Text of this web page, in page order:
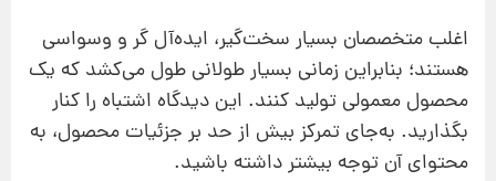
اغلب متخصصان بسیار سخت‌گیر، ایده‌آل گر و وسواسی
هستند؛ بنابراین زمانی بسیار طولانی طول می‌كشد كه یك
محصول معمولی تولید كنند. این دیدگاه اشتباه را كنار
بگذارید. به‌جای تمركز بیش از حد بر جزئیات محصول، به
محتوای آن توجه بیشتر داشته باشید.